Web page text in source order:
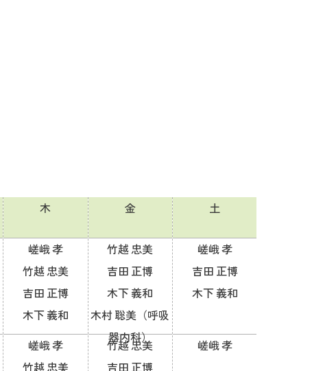
木
嵯峨 孝
竹越 忠美
吉田 正博
木下 義和
嵯峨 孝
竹越 忠美
金
竹越 忠美
吉田 正博
木下 義和
木村 聡美 （呼吸
器内科）
竹越 忠美
吉田 正博
土
嵯峨 孝
吉田 正博
木下 義和
嵯峨 孝